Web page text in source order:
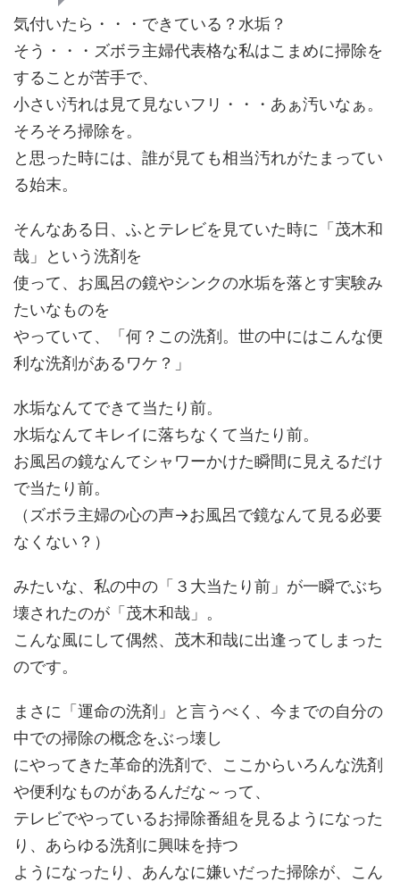
気付いたら・・・できている？水垢？
そう・・・ズボラ主婦代表格な私はこまめに掃除を
することが苦手で、
小さい汚れは見て見ないフリ・・・あぁ汚いなぁ。
そろそろ掃除を。
と思った時には、誰が見ても相当汚れがたまってい
る始末。
そんなある日、ふとテレビを見ていた時に「茂木和
哉」という洗剤を
使って、お風呂の鏡やシンクの水垢を落とす実験み
たいなものを
やっていて、「何？この洗剤。世の中にはこんな便
利な洗剤があるワケ？」
水垢なんてできて当たり前。
水垢なんてキレイに落ちなくて当たり前。
お風呂の鏡なんてシャワーかけた瞬間に見えるだけ
で当たり前。
（ズボラ主婦の心の声→お風呂で鏡なんて見る必要
なくない？）
みたいな、私の中の「３大当たり前」が一瞬でぶち
壊されたのが「茂木和哉」。
こんな風にして偶然、茂木和哉に出逢ってしまった
のです。
まさに「運命の洗剤」と言うべく、今までの自分の
中での掃除の概念をぶっ壊し
にやってきた革命的洗剤で、ここからいろんな洗剤
や便利なものがあるんだな～って、
テレビでやっているお掃除番組を見るようになった
り、あらゆる洗剤に興味を持つ
ようになったり、あんなに嫌いだった掃除が、こん